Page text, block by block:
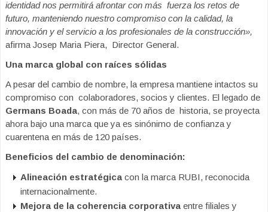
identidad nos permitirá afrontar con más fuerza los retos de
futuro, manteniendo nuestro compromiso con la calidad, la
innovación y el servicio a los profesionales de la construcción»,
afirma Josep Maria Piera, Director General.
Una marca global con raíces sólidas
A pesar del cambio de nombre, la empresa mantiene intactos su
compromiso con colaboradores, socios y clientes. El legado de
Germans Boada, con más de 70 años de historia, se proyecta
ahora bajo una marca que ya es sinónimo de confianza y
cuarentena en más de 120 países.
Beneficios del cambio de denominación:
Alineación estratégica con la marca RUBI, reconocida
internacionalmente.
Mejora de la coherencia corporativa entre filiales y